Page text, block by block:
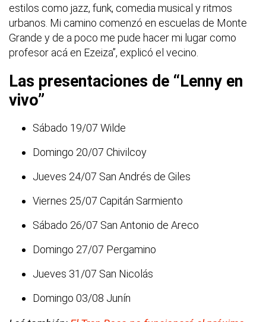
estilos como jazz, funk, comedia musical y ritmos
urbanos. Mi camino comenzó en escuelas de Monte
Grande y de a poco me pude hacer mi lugar como
profesor acá en Ezeiza”, explicó el vecino.
Las presentaciones de “Lenny en
vivo”
Sábado 19/07 Wilde
Domingo 20/07 Chivilcoy
Jueves 24/07 San Andrés de Giles
Viernes 25/07 Capitán Sarmiento
Sábado 26/07 San Antonio de Areco
Domingo 27/07 Pergamino
Jueves 31/07 San Nicolás
Domingo 03/08 Junín